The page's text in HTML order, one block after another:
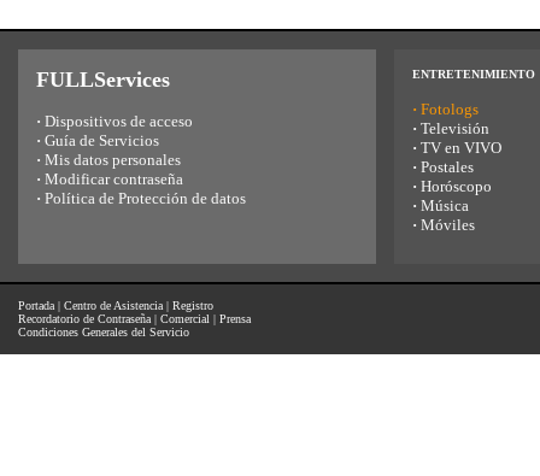
FULLServices
· Dispositivos de acceso
· Guía de Servicios
· Mis datos personales
· Modificar contraseña
· Política de Protección de datos
ENTRETENIMIENTO
· Fotologs
· Televisión
· TV en VIVO
· Postales
· Horóscopo
· Música
· Móviles
Portada | Centro de Asistencia | Registro
Recordatorio de Contraseña | Comercial | Prensa
Condiciones Generales del Servicio